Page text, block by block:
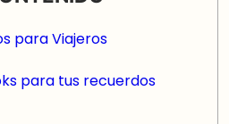
para Viajeros
para tus recuerdos